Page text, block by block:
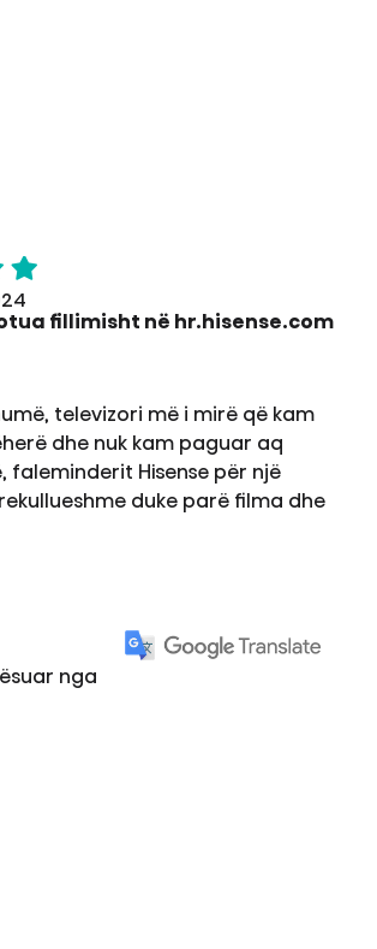
fillimisht në hr.hisense.com
televizori më i mirë që kam
dhe nuk kam paguar aq
faleminderit Hisense për një
duke parë filma dhe
nga